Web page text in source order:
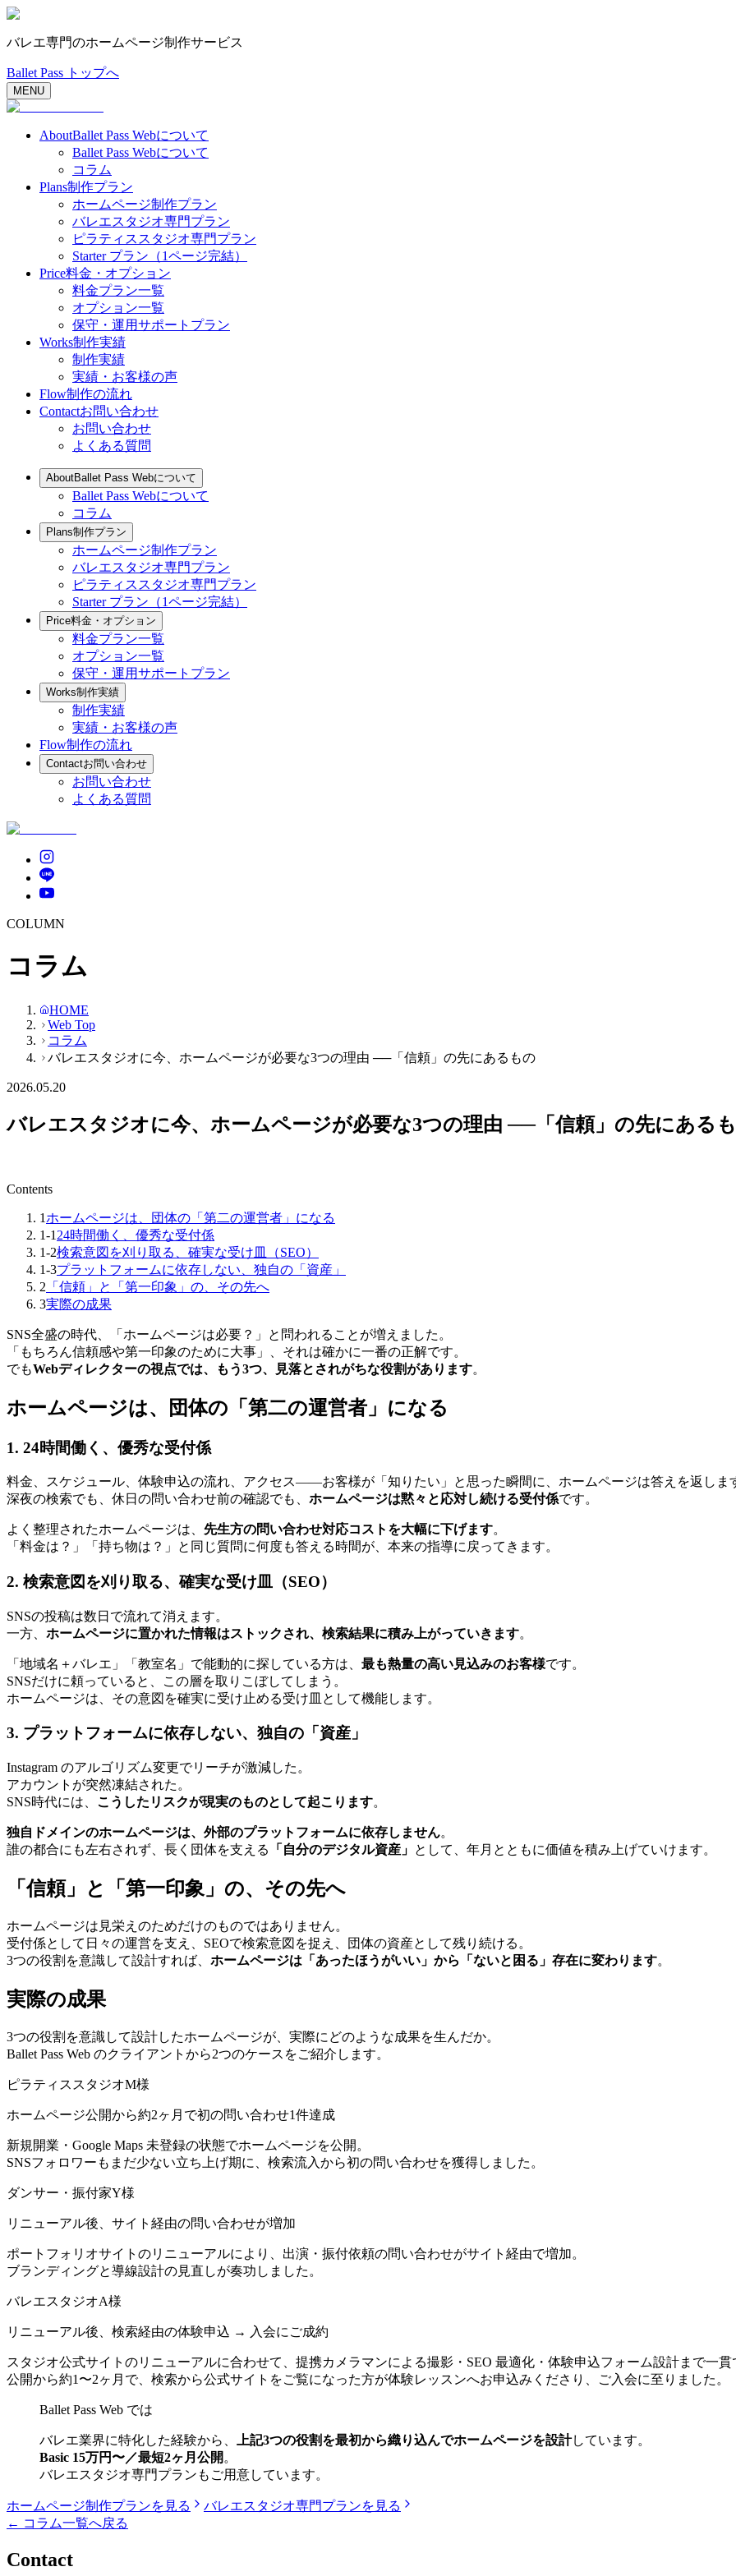
バレエ専門のホームページ制作サービス
Ballet Pass トップへ
MENU
AboutBallet Pass Webについて
Ballet Pass Webについて
コラム
Plans制作プラン
ホームページ制作プラン
バレエスタジオ専門プラン
ピラティススタジオ専門プラン
Starter プラン（1ページ完結）
Price料金・オプション
料金プラン一覧
オプション一覧
保守・運用サポートプラン
Works制作実績
制作実績
実績・お客様の声
Flow制作の流れ
Contactお問い合わせ
お問い合わせ
よくある質問
AboutBallet Pass Webについて
Ballet Pass Webについて
コラム
Plans制作プラン
ホームページ制作プラン
バレエスタジオ専門プラン
ピラティススタジオ専門プラン
Starter プラン（1ページ完結）
Price料金・オプション
料金プラン一覧
オプション一覧
保守・運用サポートプラン
Works制作実績
制作実績
実績・お客様の声
Flow制作の流れ
Contactお問い合わせ
お問い合わせ
よくある質問
COLUMN
コラム
HOME
Web Top
コラム
バレエスタジオに今、ホームページが必要な3つの理由 ──「信頼」の先にあるもの
2026.05.20
バレエスタジオに今、ホームページが必要な3つの理由 ──「信頼」の先にある
Contents
1 ホームページは、団体の「第二の運営者」になる
1-1 24時間働く、優秀な受付係
1-2検索意図を刈り取る、確実な受け皿（SEO）
1-3プラットフォームに依存しない、独自の「資産」
2 「信頼」と「第一印象」の、その先へ
3実際の成果
SNS全盛の時代、「ホームページは必要？」と問われることが増えました。
「もちろん信頼感や第一印象のために大事」、それは確かに一番の正解です。
でもWebディレクターの視点では、もう3つ、見落とされがちな役割があります。
ホームページは、団体の「第二の運営者」になる
1. 24時間働く、優秀な受付係
料金、スケジュール、体験申込の流れ、アクセス——お客様が「知りたい」と思った瞬間に、ホームページは答えを返しま
深夜の検索でも、休日の問い合わせ前の確認でも、 ホームページは黙々と応対し続ける受付係です。
よく整理されたホームページは、 先生方の問い合わせ対応コストを大幅に下げます。
「料金は？」「持ち物は？」と同じ質問に何度も答える時間が、本来の指導に戻ってきます。
2. 検索意図を刈り取る、確実な受け皿（SEO）
SNSの投稿は数日で流れて消えます。
一方、 ホームページに置かれた情報はストックされ、検索結果に積み上がっていきます。
「地域名＋バレエ」「教室名」で能動的に探している方は、 最も熱量の高い見込みのお客様です。
SNSだけに頼っていると、この層を取りこぼしてしまう。
ホームページは、その意図を確実に受け止める受け皿として機能します。
3. プラットフォームに依存しない、独自の「資産」
Instagram のアルゴリズム変更でリーチが激減した。
アカウントが突然凍結された。
SNS時代には、 こうしたリスクが現実のものとして起こります。
独自ドメインのホームページは、外部のプラットフォームに依存しません。
誰の都合にも左右されず、長く団体を支える
「自分のデジタル資産」 として、年月とともに価値を積み上げていけます。
「信頼」と「第一印象」の、その先へ
ホームページは見栄えのためだけのものではありません。
受付係として日々の運営を支え、SEOで検索意図を捉え、団体の資産として残り続ける。
3つの役割を意識して設計すれば、 ホームページは「あったほうがいい」から「ないと困る」存在に変わります。
実際の成果
3つの役割を意識して設計したホームページが、実際にどのような成果を生んだか。
Ballet Pass Web のクライアントから2つのケースをご紹介します。
ピラティススタジオM様
ホームページ公開から約2ヶ月で初の問い合わせ1件達成
新規開業・Google Maps 未登録の状態でホームページを公開 。
SNSフォロワーもまだ少ない立ち上げ期に、検索流入から初の問い合わせを獲得しました 。
ダンサー・振付家Y様
リニューアル後、サイト経由の問い合わせが増加
ポートフォリオサイトのリニューアルにより、出演・振付依頼の問い合わせがサイト経由で増加。
ブランディングと導線設計の見直しが奏功しました 。
バレエスタジオA様
リニューアル後、検索経由の体験申込 → 入会にご成約
スタジオ公式サイトのリニューアルに合わせて、提携カメラマンによる撮影・SEO 最適化・体験申込フォーム設計まで一貫
公開から約1〜2ヶ月で、検索から公式サイトをご覧になった方が体験レッスンへお申込みくださり、ご入会に至りました 。
Ballet Pass Web では
バレエ業界に特化した経験から、 上記3つの役割を最初から織り込んでホームページを設計しています。
Basic 15万円〜／最短2ヶ月公開 。
バレエスタジオ専門プランもご用意しています。
ホームページ制作プランを見る
バレエスタジオ専門プランを見る
← コラム一覧へ戻る
Contact